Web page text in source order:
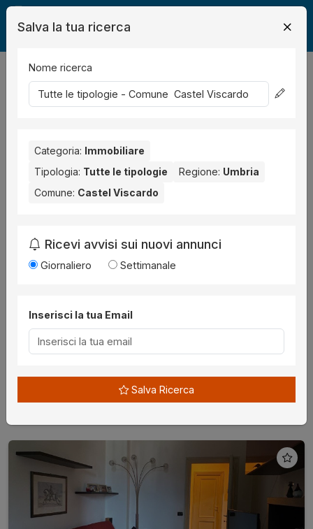
Legalmente Immobili
risultati Ordina per
da€ 71.400,00
senza incanto
Salva la tua ricerca
Nome ricerca
Categoria: Immobiliare
Tipologia: Tutte le tipologie Regione: Umbria
Comune: Castel Viscardo
Ricevi avvisi sui nuovi annunci
Giornaliero Settimanale
Inserisci la tua Email
Salva Ricerca